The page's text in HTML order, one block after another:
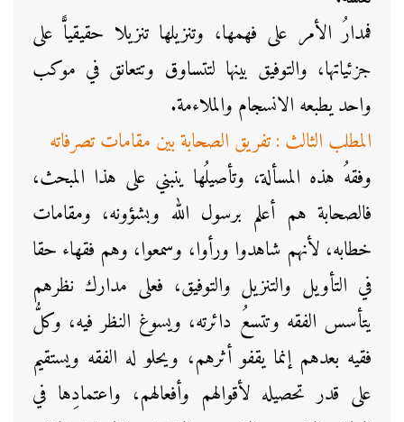
فمدارُ الأمر على فهمها، وتنزيلها تنزيلا حقيقياًّ على
جزئياتها، والتوفيق بينها لتتساوق وتتعانق في موكب
واحد يطبعه الانسجام والملاءمة.
المطلب الثالث : تفريق الصحابة بين مقامات تصرفاته
وفقهُ هذه المسألة، وتأصيلُها ينبني على هذا المبحث،
فالصحابة هم أعلم برسول الله وبشؤونه، ومقامات
خطابه، لأنهم شاهدوا ورأوا، وسمعوا، وهم فقهاء حقا
في التأويل والتنزيل والتوفيق، فعلى مدارك نظرهم
يتأسس الفقه وتتسعُ دائرته، ويسوغ النظر فيه، وكلُّ
فقيه بعدهم إنما يقفو أثرهم، ويحلو له الفقه ويستقيم
على قدر تحصيله لأقوالهم وأفعالهم، واعتمادِها في